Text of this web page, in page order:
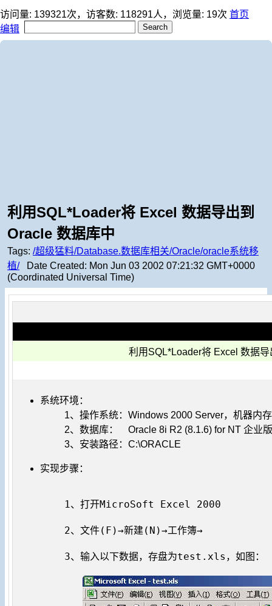
访问量: 139321次，访客数: 118291人，浏览量: 19次 首页
编辑
利用SQL*Loader将 Excel 数据导出到
Oracle 数据库中
Tags: /超级猛料/Database.数据库相关/Oracle/oracle系统移
植/Date Created: Mon Jun 03 2002 07:21:32 GMT+0000
(Coordinated Universal Time)
利用SQL*Loader将 Excel 数据
系统环境：
1、操作系统：Windows 2000 Server，机器内
2、数据库： Oracle 8i R2 (8.1.6) for NT 企业版
3、安装路径：C:\ORACLE
实现步骤：
1、打开MicroSoft Excel 2000
2、文件(F)→新建(N)→工作簿→
3、输入以下数据，存盘为test.xls，如图：